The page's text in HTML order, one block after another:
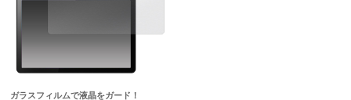
ガラスフィルムで液晶をガード！